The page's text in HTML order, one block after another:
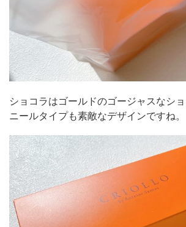
ショコラはゴールドのゴージャスなシ
ニールタイプも素敵なデザインですね。